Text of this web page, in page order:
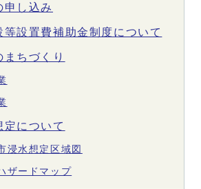
申し込み
等設置費補助金制度について
ちづくり
定について
浸水想定区域図
ザードマップ